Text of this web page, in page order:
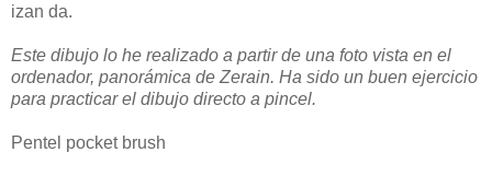
izan da.
Este dibujo lo he realizado a partir de una foto vista en el
ordenador, panorámica de Zerain. Ha sido un buen ejercicio
para practicar el dibujo directo a pincel.
Pentel pocket brush